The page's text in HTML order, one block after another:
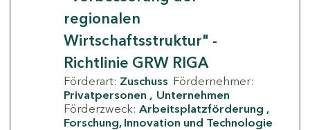
regionalen
Wirtschaftsstruktur" -
Richtlinie GRW RIGA
Förderart: Zuschuss Fördernehmer:
Privatpersonen
Unternehmen
Förderzweck: Arbeitsplatzförderung
Forschung, Innovation und Technologie